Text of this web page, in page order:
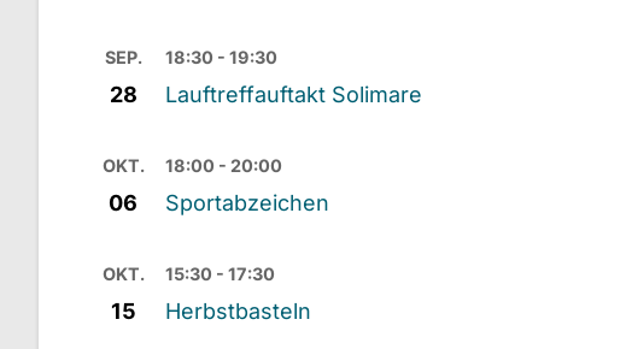
SEP.
28
18:30 - 19:30
Lauftreffauftakt Solimare
OKT.
06
18:00 - 20:00
Sportabzeichen
OKT.
15
15:30 - 17:30
Herbstbasteln